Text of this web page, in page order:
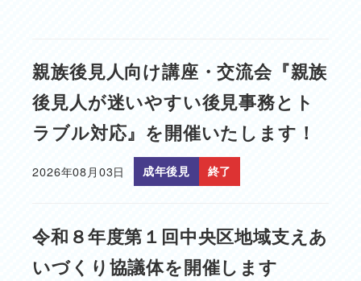
親族後見人向け講座・交流会『親族
後見人が迷いやすい後見事務とト
ラブル対応』を開催いたします！
投稿日
2026年08月03日 成年後見 終了
令和８年度第１回中央区地域支えあ
いづくり協議体を開催します